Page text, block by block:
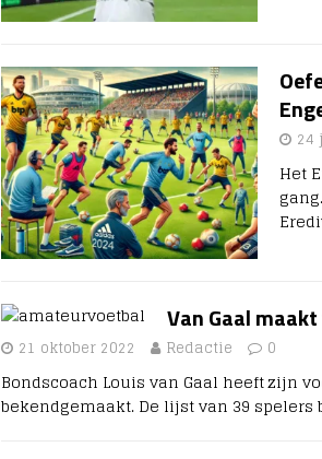
24
Het
Van Gaal
21 oktober 2022 Redactie 0
Bondscoach Louis van Gaal heeft zijn
bekendgemaakt. De lijst van 39